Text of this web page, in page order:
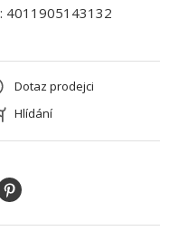
4011905143132
Dotaz prodejci
Hlídání